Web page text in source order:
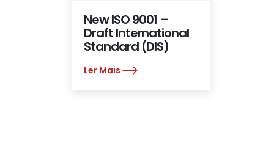
New ISO 9001 –
Draft International
Standard (DIS)
Ler Mais